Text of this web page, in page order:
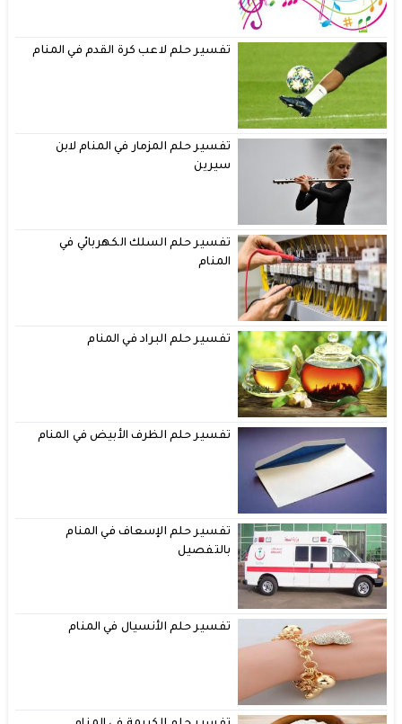
تفسير حلم لاعب كرة القدم في المنام
تفسير حلم المزمار في المنام لابن
سيرين
تفسير حلم السلك الكهربائي في
المنام
تفسير حلم البراد في المنام
تفسير حلم الظرف الأبيض في المنام
تفسير حلم الإسعاف في المنام
بالتفصيل
تفسير حلم الأنسيال في المنام